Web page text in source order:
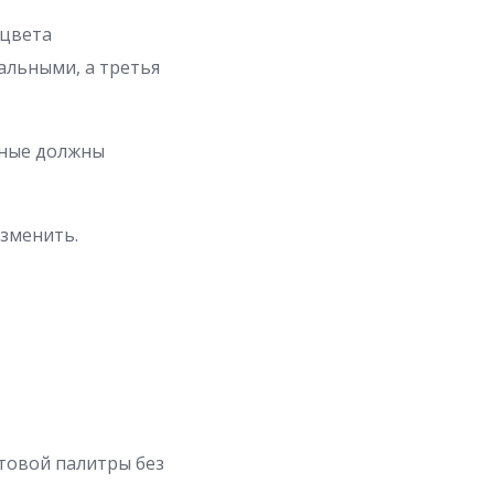
а третья
должны
палитры без